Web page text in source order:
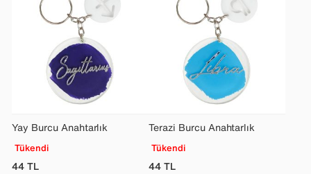
Yay Burcu Anahtarlık
Tükendi
44TL
Terazi Burcu Anahtarlık
Tükendi
44TL